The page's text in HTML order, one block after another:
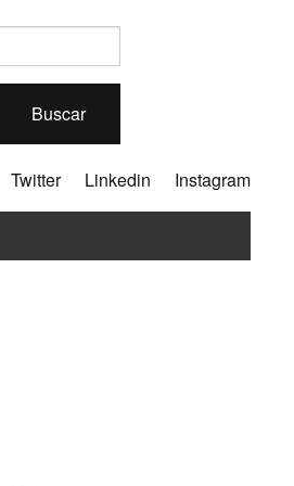
Buscar
Twitter Linkedin Instagram